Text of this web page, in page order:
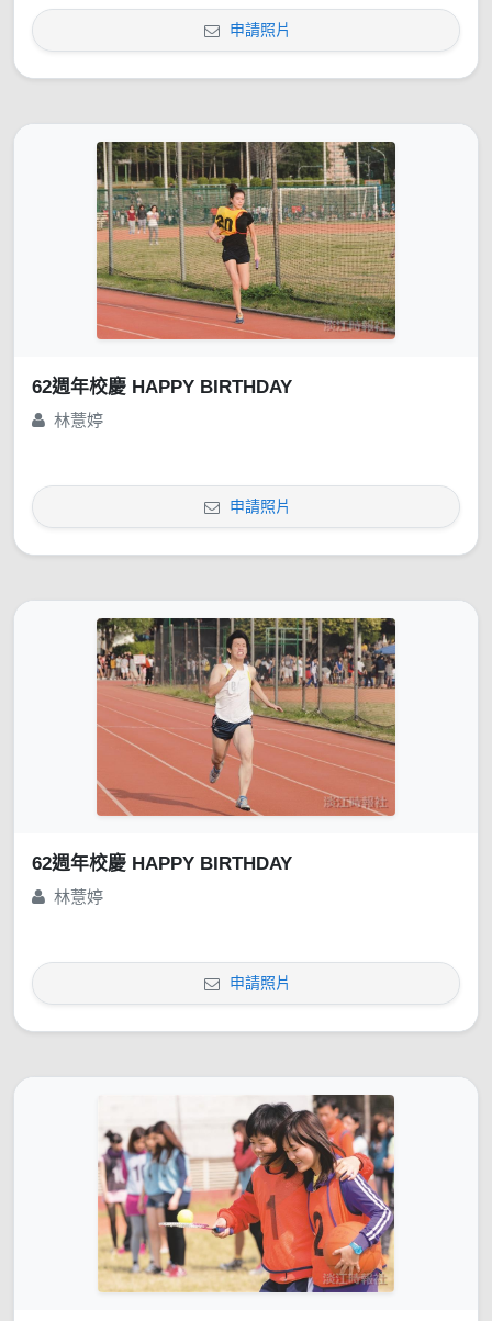
申請照片
62週年校慶 HAPPY BIRTHDAY
林薏婷
申請照片
62週年校慶 HAPPY BIRTHDAY
林薏婷
申請照片